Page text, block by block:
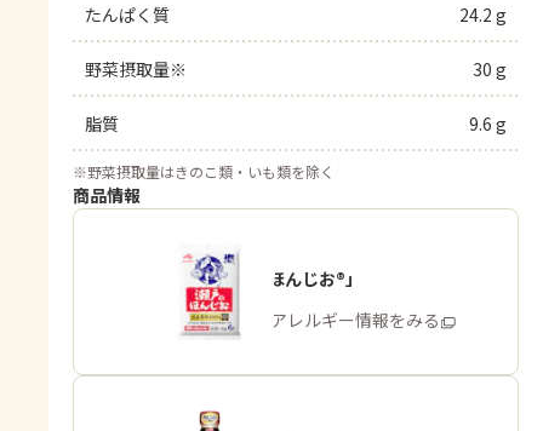
たんぱく質 24.2 g
野菜摂取量※ 30 g
脂質 9.6 g
※野菜摂取量はきのこ類・いも類を除く
商品情報
「瀬戸のほんじお®」
商品・アレルギー情報をみる